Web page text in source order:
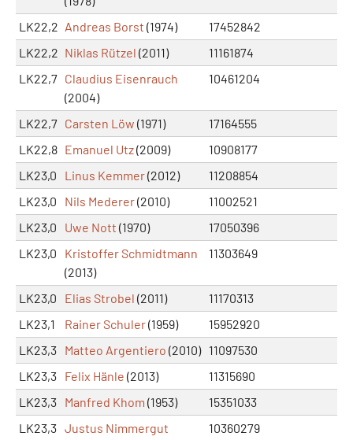
LK22,2 Andreas Borst (1974)
17452842
LK22,2 Niklas Rützel (2011)
11161874
LK22,7 Claudius Eisenrauch
(2004)
10461204
LK22,7 Carsten Löw (1971)
17164555
LK22,8 Emanuel Utz(2009)
10908177
LK23,0
Linus Kemmer(2012)
11208854
LK23,0
Nils Mederer(2010)
11002521
LK23,0
Uwe Nott (1970)
17050396
LK23,0
Kristoffer Schmidtmann
(2013)
11303649
LK23,0 Elias Strobel (2011)
11170313
LK23,1
Rainer Schuler(1959)
15952920
LK23,3 Matteo Argentiero (2010) 11097530
LK23,3 Felix Hänle (2013)
11315690
LK23,3 Manfred Khom (1953)
15351033
LK23,3 Justus Nimmergut
10360279